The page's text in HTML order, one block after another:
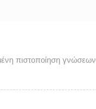
πιστοποίηση γνώσεων